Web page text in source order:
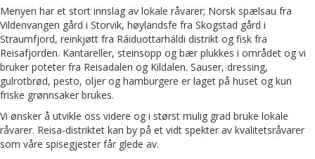
Menyen har et stort innslag av lokale råvarer; Norsk spælsau fra
Vildenvangen gård i Storvik, høylandsfe fra Skogstad gård i
Straumfjord, reinkjøtt fra Ráiduottarháldi distrikt og fisk fra
Reisafjorden. Kantareller, steinsopp og bær plukkes i området og vi
bruker poteter fra Reisadalen og Kildalen. Sauser, dressing,
gulrotbrød, pesto, oljer og hamburgere er laget på huset og kun
friske grønnsaker brukes.
Vi ønsker å utvikle oss videre og i størst mulig grad bruke lokale
råvarer. Reisa-distriktet kan by på et vidt spekter av kvalitetsråvarer
som våre spisegjester får glede av.